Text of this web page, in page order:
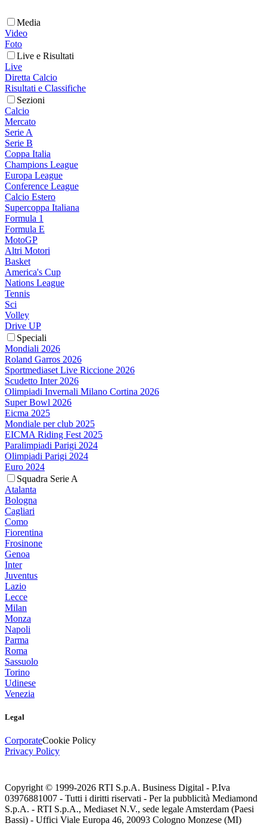
Media
Video
Foto
Live e Risultati
Live
Diretta Calcio
Risultati e Classifiche
Sezioni
Calcio
Mercato
Serie A
Serie B
Coppa Italia
Champions League
Europa League
Conference League
Calcio Estero
Supercoppa Italiana
Formula 1
Formula E
MotoGP
Altri Motori
Basket
America's Cup
Nations League
Tennis
Sci
Volley
Drive UP
Speciali
Mondiali 2026
Roland Garros 2026
Sportmediaset Live Riccione 2026
Scudetto Inter 2026
Olimpiadi Invernali Milano Cortina 2026
Super Bowl 2026
Eicma 2025
Mondiale per club 2025
EICMA Riding Fest 2025
Paralimpiadi Parigi 2024
Olimpiadi Parigi 2024
Euro 2024
Squadra Serie A
Atalanta
Bologna
Cagliari
Como
Fiorentina
Frosinone
Genoa
Inter
Juventus
Lazio
Lecce
Milan
Monza
Napoli
Parma
Roma
Sassuolo
Torino
Udinese
Venezia
Legal
CorporateCookie Policy
Privacy Policy
Copyright © 1999-2026 RTI S.p.A. Business Digital - P.Iva
03976881007 - Tutti i diritti riservati - Per la pubblicità Mediamond
S.p.A. - RTI S.p.A., Mediaset N.V., sede legale Amsterdam (Paesi
Bassi) - Uffici Viale Europa 46, 20093 Cologno Monzese (MI)